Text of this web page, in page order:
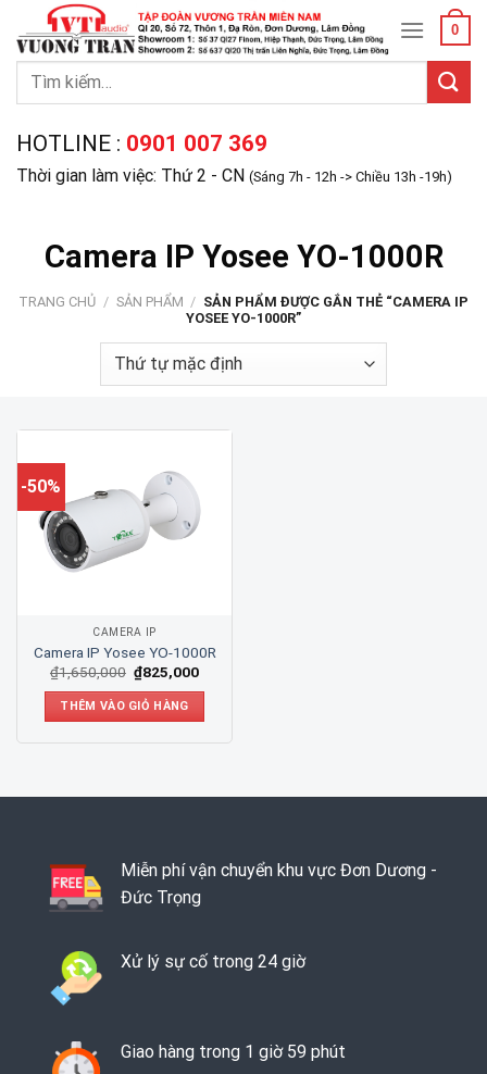
content
0
Tìm
HOTLINE : 0901 007 369
Thời gian làm việc: Thứ 2 - CN (Sáng 7h - 12h -> Chiều 13h -19h)
Camera IP Yosee YO-1000R
TRANG CHỦ / SẢN PHẨM / SẢN PHẨM ĐƯỢC GẮN THẺ “CAMERA IP
YOSEE YO-1000R”
-50%
CAMERA IP
Camera IP Yosee YO-1000R
₫1,650,000 ₫825,000
THÊM VÀO GIỎ HÀNG
Miễn phí vận chuyển khu vực Đơn Dương -
Đức Trọng
Xử lý sự cố trong 24 giờ
Giao hàng trong 1 giờ 59 phút